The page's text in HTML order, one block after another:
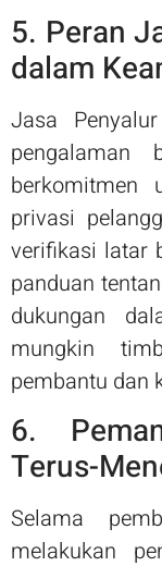
5. Peran
dalam
Jasa
pengalaman
berkomitmen
privasi
verifikasi latar
panduan
dukungan
mungkin
pembantu dan
6.
Terus-
Selama
melakukan